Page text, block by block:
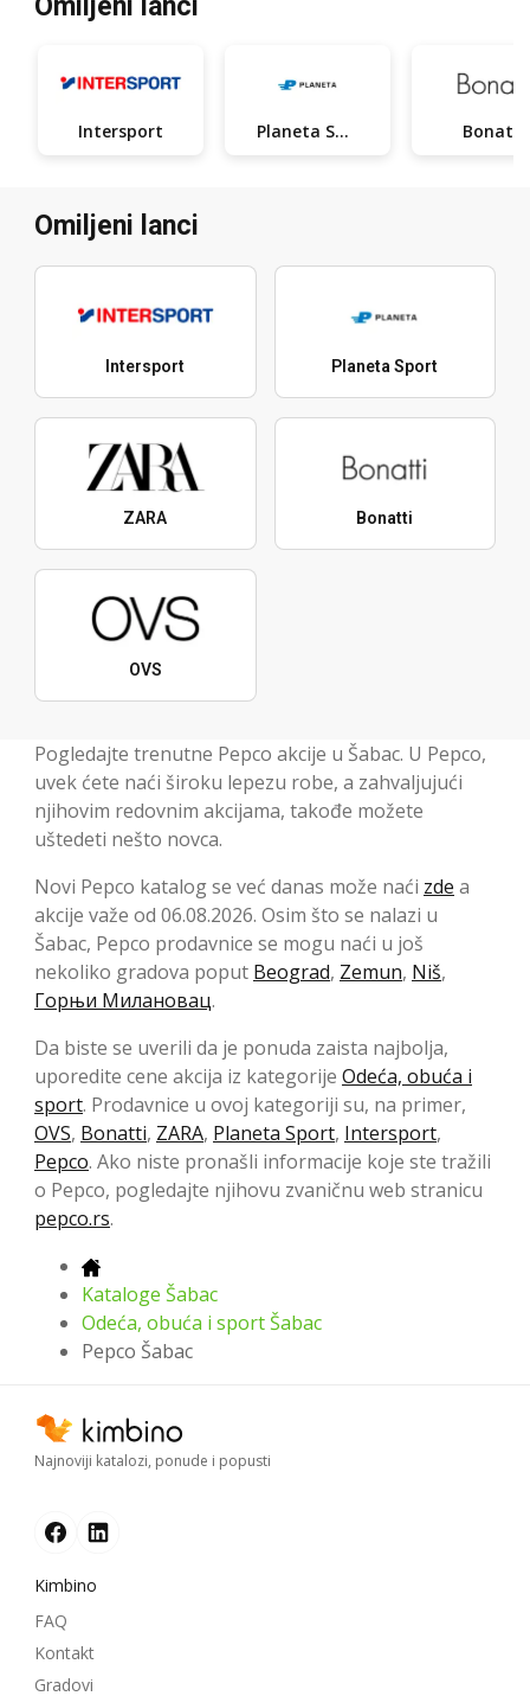
Intersport Planeta Sport Bonatti
Omiljeni lanci
Intersport Planeta Sport
ZARA Bonatti
OVS
Pogledajte trenutne Pepco akcije u Šabac. U Pepco,
uvek ćete naći široku lepezu robe, a zahvaljujući
njihovim redovnim akcijama, takođe možete
uštedeti nešto novca.
Novi Pepco katalog se već danas može naći zde a
akcije važe od 06.08.2026. Osim što se nalazi u
Šabac, Pepco prodavnice se mogu naći u još
nekoliko gradova poput Beograd, Zemun, Niš,
Горњи Милановац.
Da biste se uverili da je ponuda zaista najbolja,
uporedite cene akcija iz kategorije Odeća, obuća i
sport. Prodavnice u ovoj kategoriji su, na primer,
OVS, Bonatti, ZARA, Planeta Sport, Intersport,
Pepco. Ako niste pronašli informacije koje ste tražili
o Pepco, pogledajte njihovu zvaničnu web stranicu
pepco.rs.
Kataloge Šabac
Odeća, obuća i sport Šabac
Pepco Šabac
Najnoviji katalozi, ponude i popusti
Kimbino
FAQ
Kontakt
Gradovi